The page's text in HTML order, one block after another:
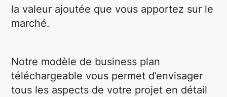
la valeur ajoutée que vous apportez sur le
marché.
Notre modèle de business plan
téléchargeable vous permet d’envisager
tous les aspects de votre projet en détail